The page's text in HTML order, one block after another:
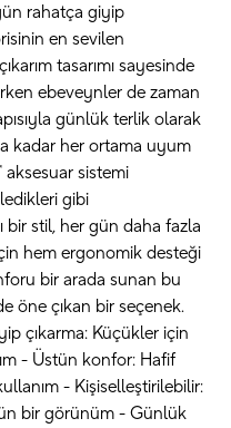
rahatça giyip
en sevilen
tasarımı sayesinde
ebeveynler de zaman
günlük terlik olarak
kadar her ortama uyum
aksesuar sistemi
gibi
bir stil, her gün daha fazla
hem ergonomik desteği
bir arada sunan bu
öne çıkan bir seçenek.
çıkarma: Küçükler için
- Üstün konfor: Hafif
- Kişiselleştirilebilir:
bir görünüm - Günlük